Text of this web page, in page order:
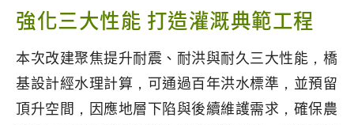
強化三大性能 打造灌溉典範工程
本次改建聚焦提升耐震、耐洪與耐久三大性能，橋
基設計經水理計算，可通過百年洪水標準，並預留
頂升空間，因應地層下陷與後續維護需求，確保農